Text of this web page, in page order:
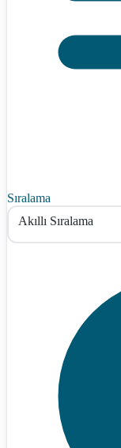
Sıralama
Akıllı Sıralama